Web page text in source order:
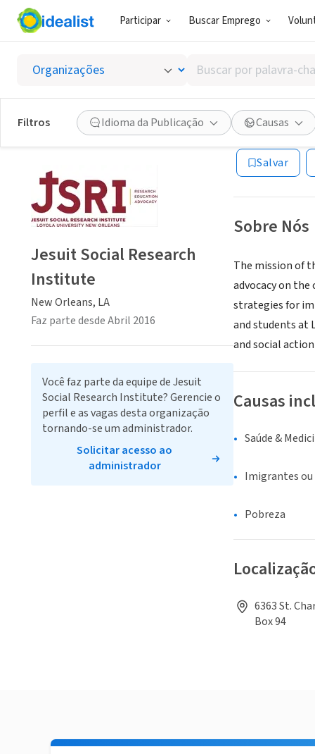
Participar Buscar Emprego
Buscar
por
palavra-
chave,
habilidades
ou
interesses
Filtros Idioma da Publicação Causas
Jesuit
New Orleans, LA
Salvar
Sobre Nós
The mission of
advocacy on
strategies for
and students at
and social
Causas
Saúde &
Imigrantes ou
Pobreza
6363 St.
Box 94
Jesuit Social Research
Institute
New Orleans, LA
Faz parte desde Abril 2016
Você faz parte da equipe de Jesuit
Social Research Institute? Gerencie o
perfil e as vagas desta organização
tornando-se um administrador.
Solicitar acesso ao
administrador